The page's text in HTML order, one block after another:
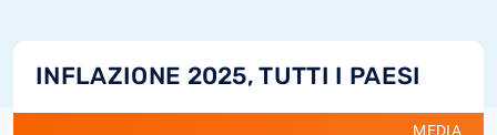
INFLAZIONE 2025, TUTTI I PAESI
MEDIA